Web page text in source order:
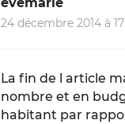
24 décembre 2014 à
La fin de l article
nombre et en
habitant par